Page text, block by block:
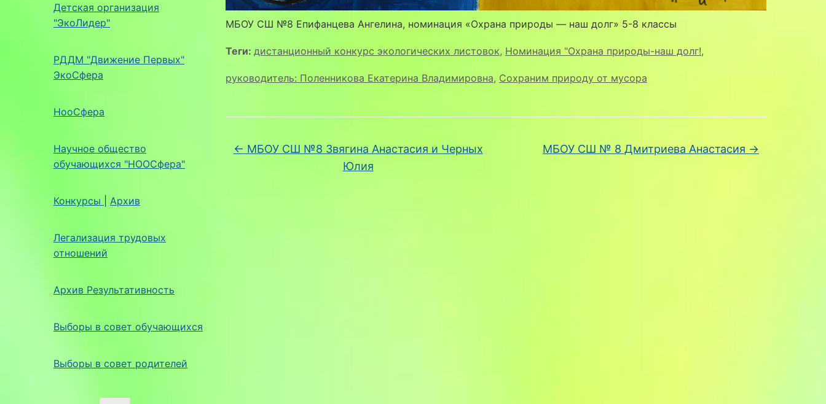
Детская организация
"ЭкоЛидер"
РДДМ "Движение Первых"
ЭкоСфера
НооСфера
Научное общество
обучающихся "НООСфера"
Конкурсы Архив
Легализация трудовых
отношений
Архив Результативность
Выборы в совет обучающихся
Выборы в совет родителей
МБОУ СШ №8 Епифанцева Ангелина, номинация «Охрана природы — наш долг» 5-8 классы
Теги: дистанционный конкурс экологических листовок, Номинация "Охрана природы-наш долг!,
руководитель: Поленникова Екатерина Владимировна, Сохраним природу от мусора
← МБОУ СШ №8 Звягина Анастасия и Черных
Юлия
МБОУ СШ № 8 Дмитриева Анастасия →